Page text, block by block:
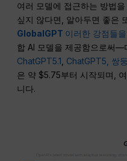
여러 모델에 접근하는 방법
싶지 않다면, 알아두면 좋
GlobalGPT 이러한 강점들
합 AI 모델을 제공함으로써—
ChatGPT5.1, ChatGPT5, 쌍
은 약 $5.75부터 시작되며,
니다.